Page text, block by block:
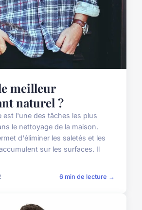
meilleur
naturel ?
est l'une des tâches les plus
le nettoyage de la maison.
d'éliminer les saletés et les
sur les surfaces. Il
6 min de lecture →